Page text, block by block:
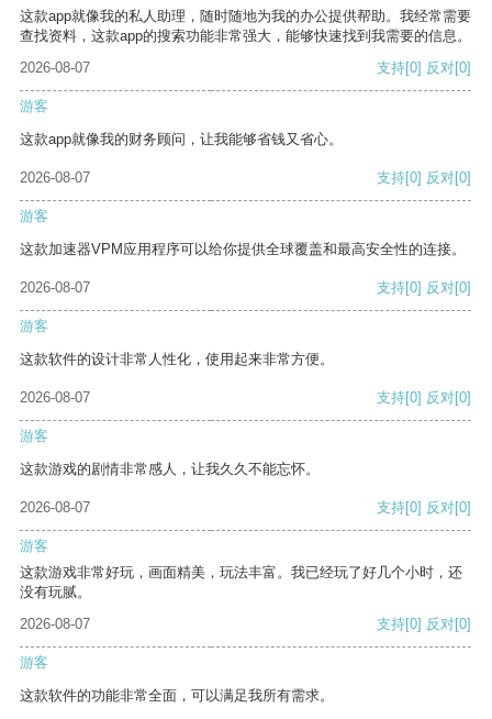
这款app就像我的私人助理，随时随地为我的办公提供帮助。我经常需要
查找资料，这款app的搜索功能非常强大，能够快速找到我需要的信息。
2026-08-07
支持[0] 反对[0]
游客
这款app就像我的财务顾问，让我能够省钱又省心。
2026-08-07 支持[0] 反对[0]
游客
这款加速器VPM应用程序可以给你提供全球覆盖和最高安全性的连接。
2026-08-07 支持[0] 反对[0]
游客
这款软件的设计非常人性化，使用起来非常方便。
2026-08-07 支持[0] 反对[0]
游客
这款游戏的剧情非常感人，让我久久不能忘怀。
2026-08-07 支持[0] 反对[0]
游客
这款游戏非常好玩，画面精美，玩法丰富。我已经玩了好几个小时，还
没有玩腻。
2026-08-07
支持[0] 反对[0]
游客
这款软件的功能非常全面，可以满足我所有需求。